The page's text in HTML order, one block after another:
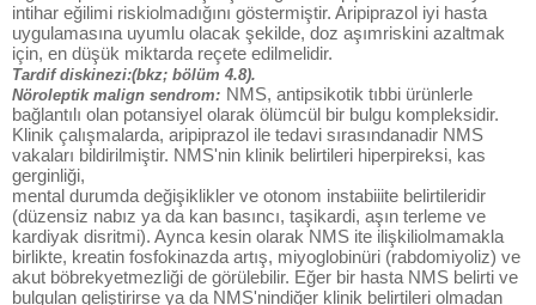
intihar eğilimi riskiolmadığını göstermiştir. Aripiprazol iyi hasta
uygulamasına uyumlu olacak şekilde, doz aşımriskini azaltmak
için, en düşük miktarda reçete edilmelidir.
Tardif diskinezi:(bkz; bölüm 4.8).
Nöroleptik malign sendrom: NMS, antipsikotik tıbbi ürünlerle
bağlantılı olan potansiyel olarak ölümcül bir bulgu kompleksidir.
Klinik çalışmalarda, aripiprazol ile tedavi sırasındanadir NMS
vakaları bildirilmiştir. NMS'nin klinik belirtileri hiperpireksi, kas
gerginliği,
mental durumda değişiklikler ve otonom instabiiite belirtileridir
(düzensiz nabız ya da kan basıncı, taşikardi, aşın terleme ve
kardiyak disritmi). Aynca kesin olarak NMS ite ilişkiliolmamakla
birlikte, kreatin fosfokinazda artış, miyoglobinüri (rabdomiyoliz) ve
akut böbrekyetmezliği de görülebilir. Eğer bir hasta NMS belirti ve
bulgulan geliştirirse ya da NMS'nindiğer klinik belirtileri olmadan